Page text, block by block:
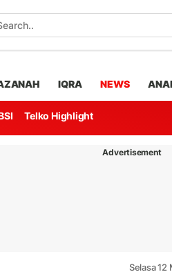
IQRA NEWS
Telko Highlight
Advertisement
Selasa 12